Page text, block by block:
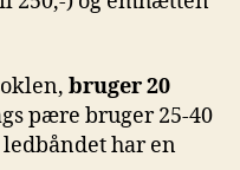
bruger 20
pære bruger 25-40
ledbåndet har en